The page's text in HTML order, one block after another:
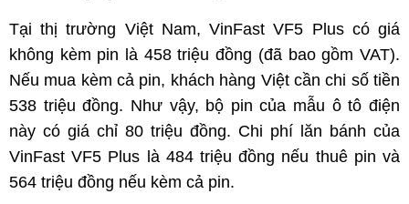
Tại thị trường Việt Nam, VinFast VF5 Plus có giá
không kèm pin là 458 triệu đồng (đã bao gồm VAT).
Nếu mua kèm cả pin, khách hàng Việt cần chi số tiền
538 triệu đồng. Như vậy, bộ pin của mẫu ô tô điện
này có giá chỉ 80 triệu đồng. Chi phí lăn bánh của
VinFast VF5 Plus là 484 triệu đồng nếu thuê pin và
564 triệu đồng nếu kèm cả pin.